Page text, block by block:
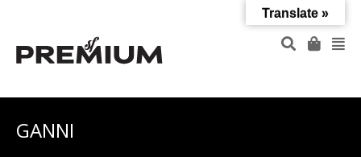
GANNI
Translate »